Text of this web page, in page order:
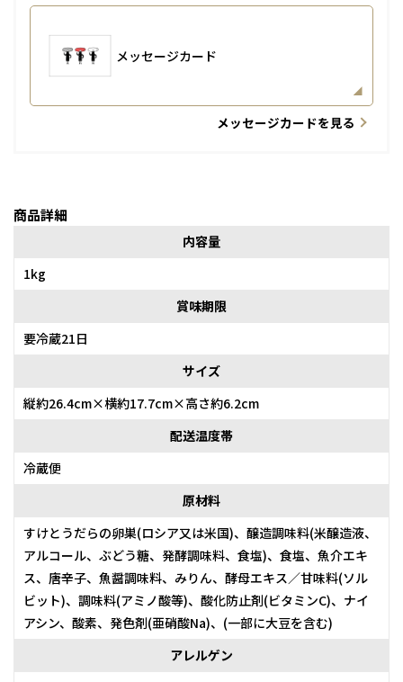
メッセージカード
メッセージカードを見る
商品詳細
内容量
1kg
賞味期限
要冷蔵21日
サイズ
縦約26.4cm×横約17.7cm×高さ約6.2cm
配送温度帯
冷蔵便
原材料
すけとうだらの卵巣(ロシア又は米国)、醸造調味料(米醸造液、
アルコール、ぶどう糖、発酵調味料、食塩)、食塩、魚介エキ
ス、唐辛子、魚醤調味料、みりん、酵母エキス／甘味料(ソル
ビット)、調味料(アミノ酸等)、酸化防止剤(ビタミンC)、ナイ
アシン、酸素、発色剤(亜硝酸Na)、(一部に大豆を含む)
アレルゲン